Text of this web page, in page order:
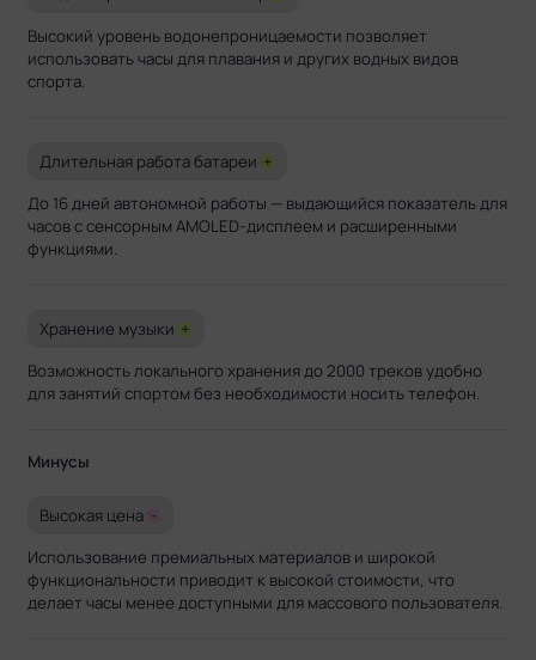
Высокий уровень водонепроницаемости позволяет
использовать часы для плавания и других водных видов
спорта.
Длительная работа батареи +
До 16 дней автономной работы — выдающийся показатель для
часов с сенсорным AMOLED-дисплеем и расширенными
функциями.
Хранение музыки +
Возможность локального хранения до 2000 треков удобно
для занятий спортом без необходимости носить телефон.
Минусы
Высокая цена -
Использование премиальных материалов и широкой
функциональности приводит к высокой стоимости, что
делает часы менее доступными для массового пользователя.